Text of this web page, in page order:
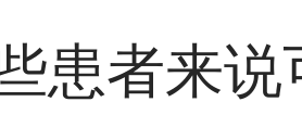
患者来